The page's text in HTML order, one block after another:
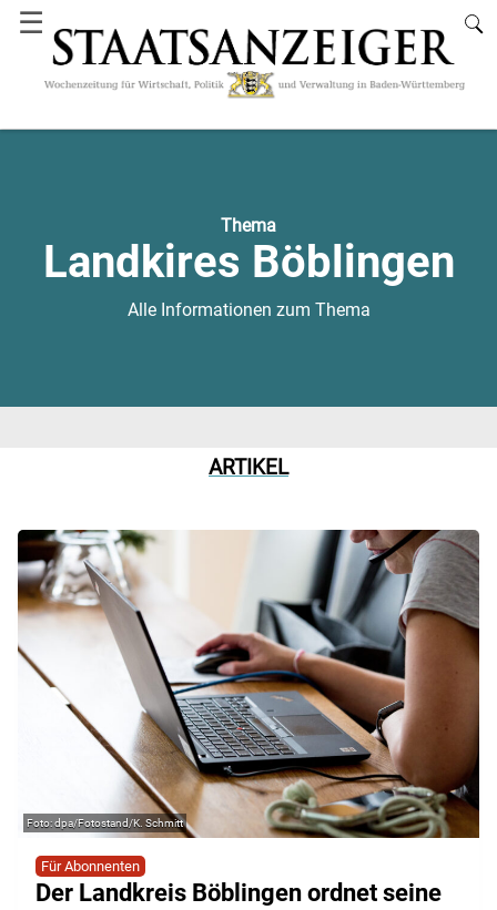
☰
Thema
Landkires Böblingen
Alle Informationen zum Thema
ARTIKEL
dpa/Fotostand/K. Schmitt
Für Abonnenten
Der Landkreis Böblingen ordnet seine